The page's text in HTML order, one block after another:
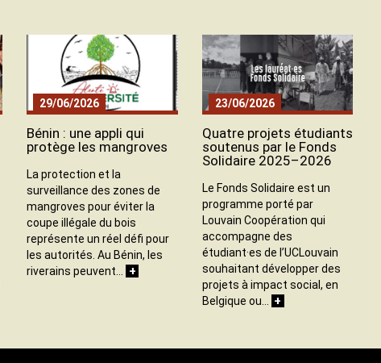
29/06/2026
Bénin : une appli qui
protège les mangroves
La protection et la
surveillance des zones de
mangroves pour éviter la
coupe illégale du bois
représente un réel défi pour
les autorités. Au Bénin, les
riverains peuvent…
+
23/06/2026
Quatre projets étudiants
soutenus par le Fonds
Solidaire 2025–2026
Le Fonds Solidaire est un
programme porté par
Louvain Coopération qui
accompagne des
étudiant·es de l’UCLouvain
souhaitant développer des
projets à impact social, en
Belgique ou…
+